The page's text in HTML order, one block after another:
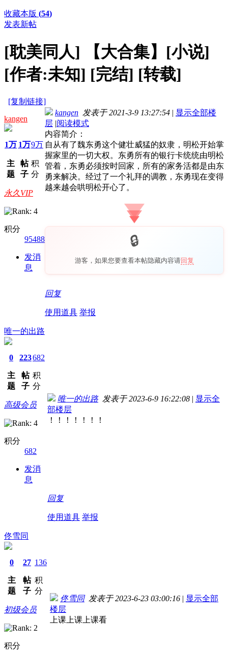
收藏本版 (54)
发表新帖
[耽美同人]
【大合集】[小说]
[作者:未知] [完结] [转载]
[复制链接]
kangen
1万
主
题
1万
帖
子
9万
积
分
永久VIP
积分
95488
发消
息
kangen 发表于 2021-3-9 13:27:54 | 显示全部楼
层 |阅读模式
内容简介：
自从有了魏东勇这个健壮威猛的奴隶，明松开始掌
握家里的一切大权。东勇所有的银行卡统统由明松
管着，东勇必须按时回家，所有的家务活都是由东
勇来解决。经过了一个礼拜的调教，东勇现在变得
越来越会哄明松开心了。
游客，如果您要查看本帖隐藏内容请回复
回复
使用道具 举报
唯一的出路
0
主
题
223
帖
子
682
积
分
高级会员
积分
682
发消
息
唯一的出路发表于 2023-6-9 16:22:08 | 显示全
部楼层
！！！！！！！
回复
使用道具 举报
佟雪同
0
主
题
27
帖
子
136
积
分
初级会员
积分
佟雪同发表于 2023-6-23 03:00:16 | 显示全部
楼层
上课上课上课看